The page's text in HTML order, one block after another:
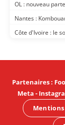
OL : nouveau
Nantes :
Côte d'Ivoire : le
Partenaires:
Meta -
Mentions